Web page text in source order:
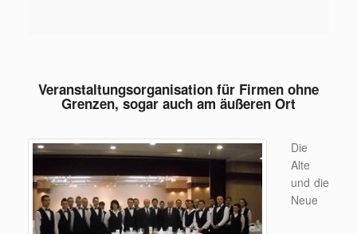
Veranstaltungsorganisation für Firmen ohne
Grenzen, sogar auch am äußeren Ort
Die
Alte
und die
Neue